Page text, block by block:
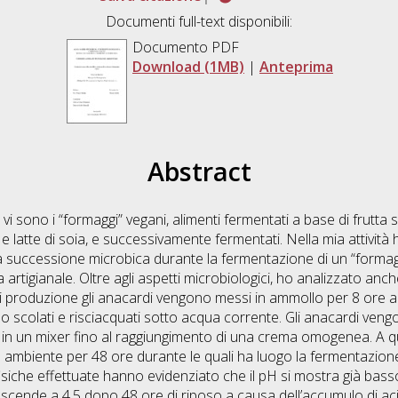
Documenti full-text disponibili:
Documento PDF
Download (1MB) | Anteprima
Abstract
sono i “formaggi” vegani, alimenti fermentati a base di
latte di soia, e successivamente fermentati. Nella mia
microbica durante la fermentazione di un
Oltre agli aspetti microbiologici, ho analizzato
gli anacardi vengono messi in ammollo per 8 ore
scolati e risciacquati sotto acqua corrente. Gli anacardi
un mixer fino al raggiungimento di una crema omogenea. A
per 48 ore durante le quali ha luogo la
effettuate hanno evidenziato che il pH si mostra già